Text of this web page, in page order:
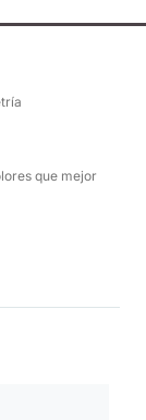
que mejor